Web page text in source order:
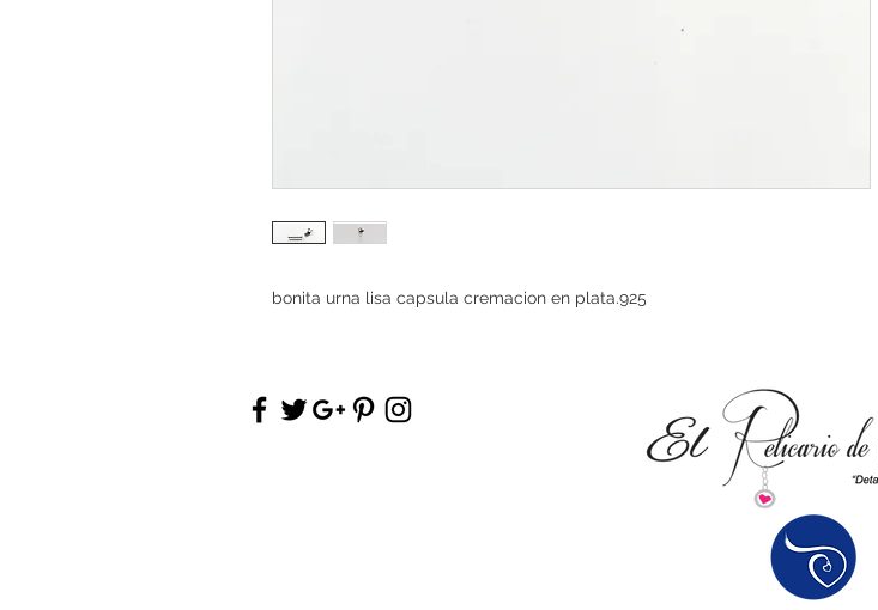
bonita urna lisa capsula cremacion en plata.925